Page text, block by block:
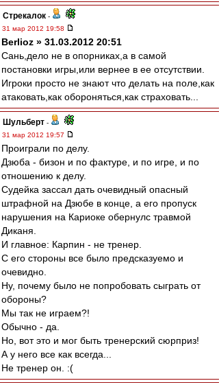
Стрекалок -
31 мар 2012 19:58
Berlioz » 31.03.2012 20:51
Сань,дело не в опорниках,а в самой
постановки игры,или вернее в ее отсутствии.
Игроки просто не знают что делать на поле,как
атаковать,как обороняться,как страховать...
Шульберт -
31 мар 2012 19:57
Проиграли по делу.
Дзюба - бизон и по фактуре, и по игре, и по
отношению к делу.
Судейка зассал дать очевидный опасный
штрафной на Дзюбе в конце, а его пропуск
нарушения на Кариоке обернулс травмой
Диканя.
И главное: Карпин - не тренер.
С его стороны все было предсказуемо и
очевидно.
Ну, почему было не попробовать сыграть от
обороны?
Мы так не играем?!
Обычно - да.
Но, вот это и мог быть тренерский сюрприз!
А у него все как всегда...
Не тренер он. :(